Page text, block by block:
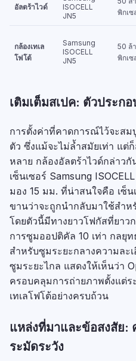
อัลตร้าไวด์
ISOCELL
JN5
พิกเซ
กล้องเทเล
โฟโต้
Samsung
ISOCELL
JN5
50 ล้
พิกเซ
เติมเต็มสเปค: ตัวประก
การตั้งค่าที่คาดการณ์ไว้จะสม
ตัว ซึ่งแม้จะไม่ล้ำสมัยเท่า แ
หลาย กล้องอัลตร้าไวด์กล่าว
เซ็นเซอร์ Samsung
มอง 15 มม. ที่น่าสนใจคือ เซ็
ขานว่าจะถูกนำกลับมาใช้สำห
โดยตัวนี้มีทางยาวโฟกัสที่ยาว
การซูมออปติคัล 10 เท่า กลยุ
สำหรับซูมระยะกลางความละ
ซูมระยะไกล แสดงให้เห็นว่า
ครอบคลุมการถ่ายภาพตั้งแต่ร
เทเลโฟโต้อย่างครบถ้วน
แหล่งที่มาและข้อสงสัย:
ระมัดระวัง